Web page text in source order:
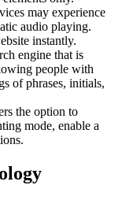
may experience
audio playing.
instantly.
engine that is
people with
of phrases, initials,
the option to
mode, enable a